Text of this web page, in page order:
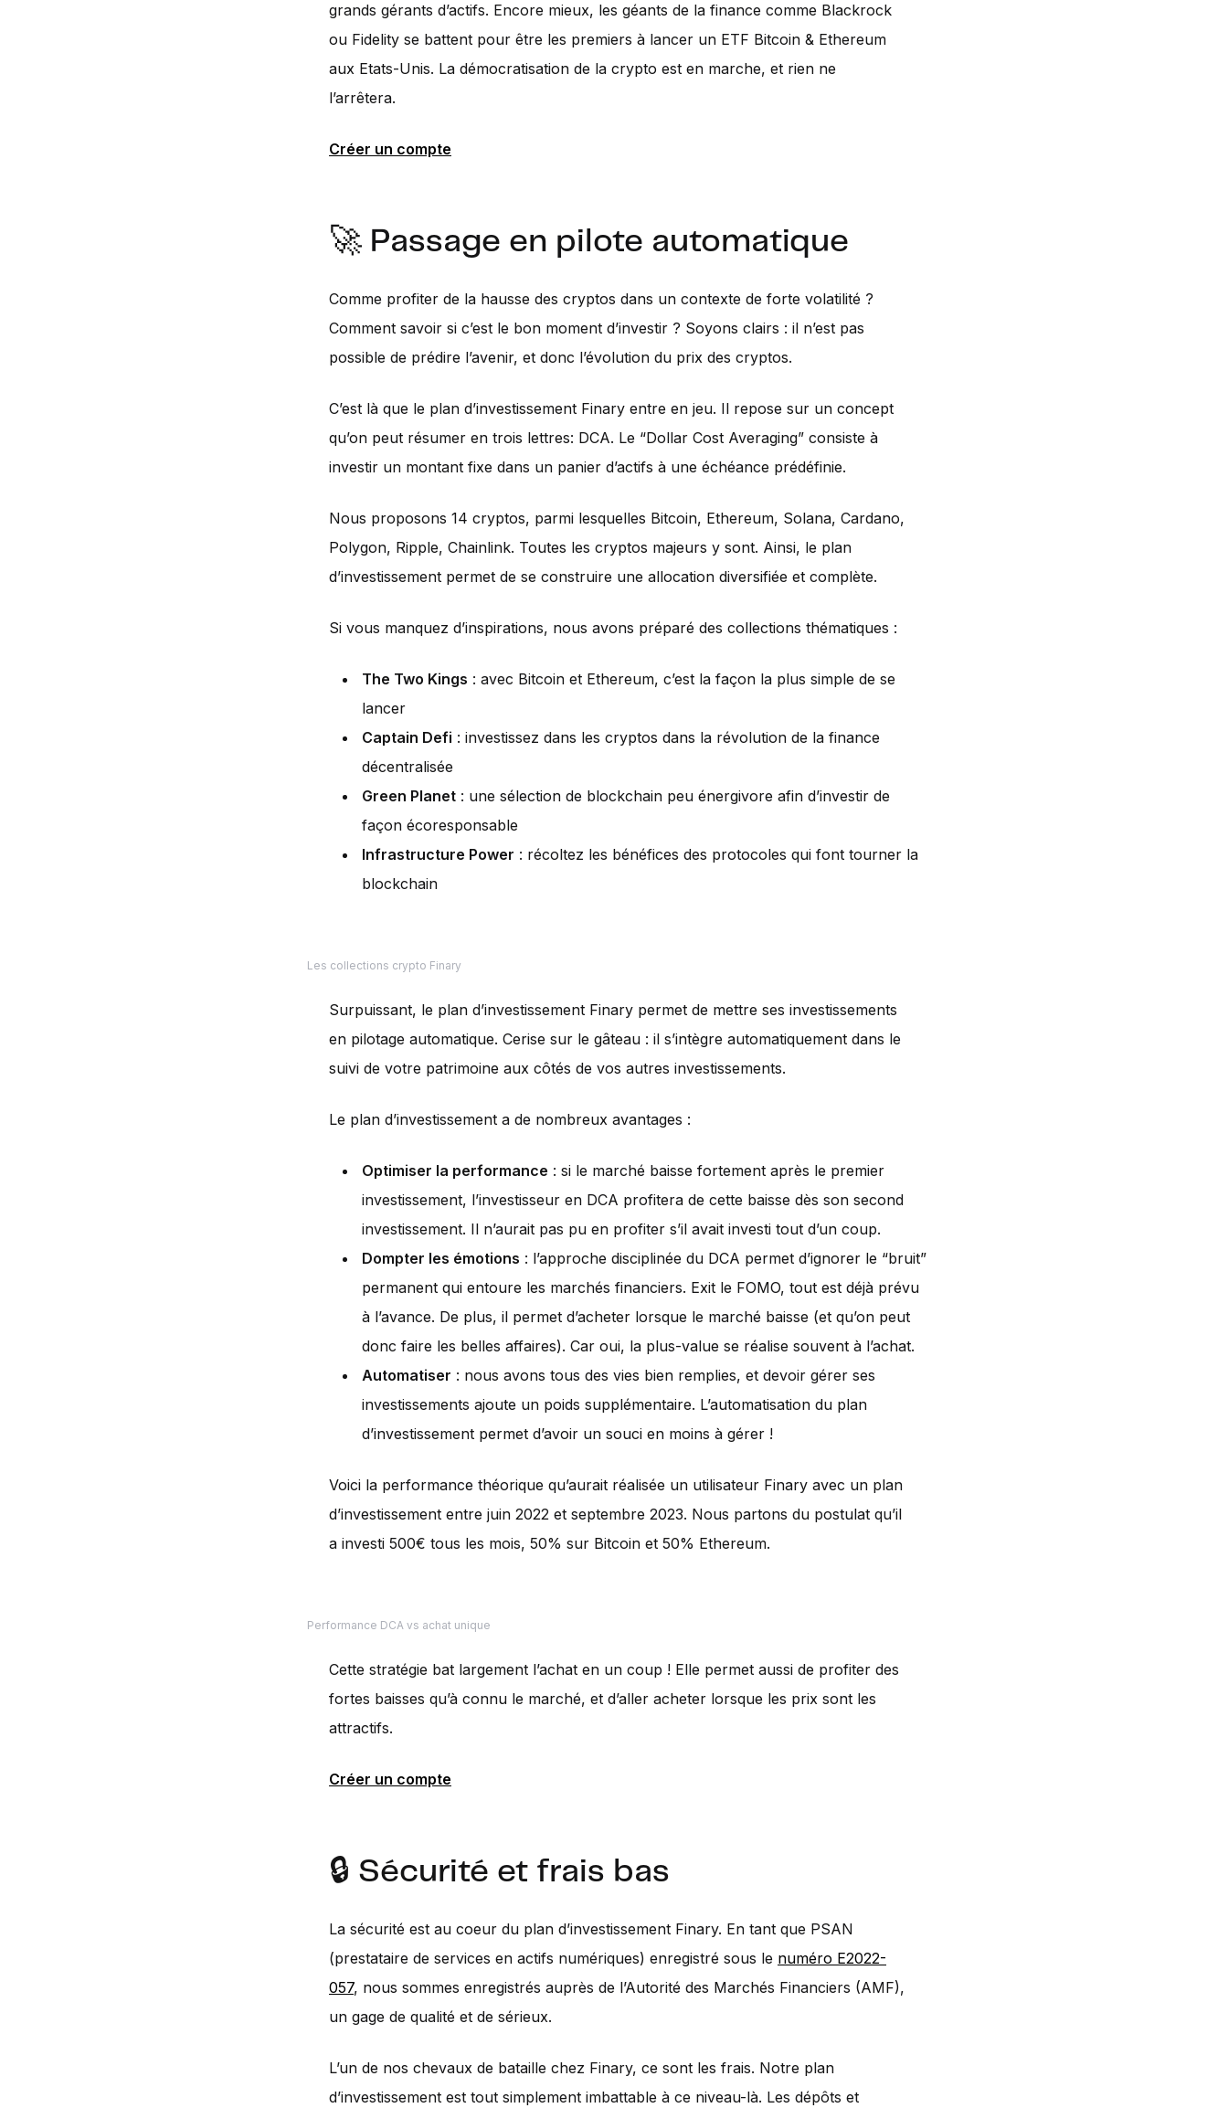
grands gérants d’actifs. Encore mieux, les géants de la finance comme Blackrock
ou Fidelity se battent pour être les premiers à lancer un ETF Bitcoin & Ethereum
aux Etats-Unis. La démocratisation de la crypto est en marche, et rien ne
l’arrêtera.
Créer un compte
🚀 Passage en pilote automatique
Comme profiter de la hausse des cryptos dans un contexte de forte volatilité ?
Comment savoir si c’est le bon moment d’investir ? Soyons clairs : il n’est pas
possible de prédire l’avenir, et donc l’évolution du prix des cryptos.
C’est là que le plan d’investissement Finary entre en jeu. Il repose sur un concept
qu’on peut résumer en trois lettres: DCA. Le “Dollar Cost Averaging” consiste à
investir un montant fixe dans un panier d’actifs à une échéance prédéfinie.
Nous proposons 14 cryptos, parmi lesquelles Bitcoin, Ethereum, Solana, Cardano,
Polygon, Ripple, Chainlink. Toutes les cryptos majeurs y sont. Ainsi, le plan
d’investissement permet de se construire une allocation diversifiée et complète.
Si vous manquez d’inspirations, nous avons préparé des collections thématiques :
The Two Kings : avec Bitcoin et Ethereum, c’est la façon la plus simple de se
lancer
Captain Defi : investissez dans les cryptos dans la révolution de la finance
décentralisée
Green Planet : une sélection de blockchain peu énergivore afin d’investir de
façon écoresponsable
Infrastructure Power : récoltez les bénéfices des protocoles qui font tourner la
blockchain
Les collections crypto Finary
Surpuissant, le plan d’investissement Finary permet de mettre ses investissements
en pilotage automatique. Cerise sur le gâteau : il s’intègre automatiquement dans le
suivi de votre patrimoine aux côtés de vos autres investissements.
Le plan d’investissement a de nombreux avantages :
Optimiser la performance : si le marché baisse fortement après le premier
investissement, l’investisseur en DCA profitera de cette baisse dès son second
investissement. Il n’aurait pas pu en profiter s’il avait investi tout d’un coup.
Dompter les émotions : l’approche disciplinée du DCA permet d’ignorer le “bruit”
permanent qui entoure les marchés financiers. Exit le FOMO, tout est déjà prévu
à l’avance. De plus, il permet d’acheter lorsque le marché baisse (et qu’on peut
donc faire les belles affaires). Car oui, la plus-value se réalise souvent à l’achat.
Automatiser : nous avons tous des vies bien remplies, et devoir gérer ses
investissements ajoute un poids supplémentaire. L’automatisation du plan
d’investissement permet d’avoir un souci en moins à gérer !
Voici la performance théorique qu’aurait réalisée un utilisateur Finary avec un plan
d’investissement entre juin 2022 et septembre 2023. Nous partons du postulat qu’il
a investi 500€ tous les mois, 50% sur Bitcoin et 50% Ethereum.
Performance DCA vs achat unique
Cette stratégie bat largement l’achat en un coup ! Elle permet aussi de profiter des
fortes baisses qu’à connu le marché, et d’aller acheter lorsque les prix sont les
attractifs.
Créer un compte
🔒 Sécurité et frais bas
La sécurité est au coeur du plan d’investissement Finary. En tant que PSAN
(prestataire de services en actifs numériques) enregistré sous le numéro E2022-
057, nous sommes enregistrés auprès de l’Autorité des Marchés Financiers (AMF),
un gage de qualité et de sérieux.
L’un de nos chevaux de bataille chez Finary, ce sont les frais. Notre plan
d’investissement est tout simplement imbattable à ce niveau-là. Les dépôts et